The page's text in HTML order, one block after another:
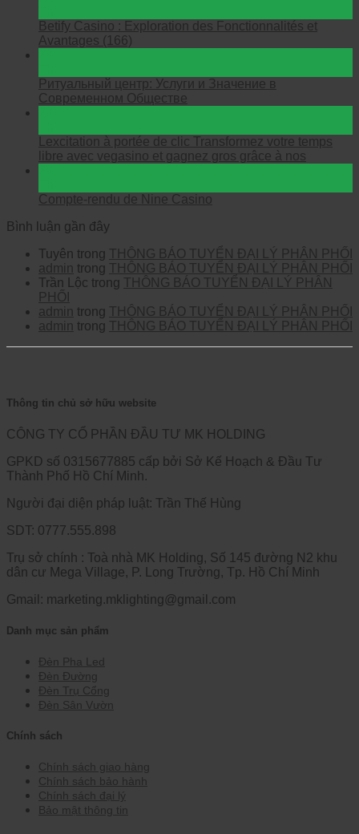
Betify Casino : Exploration des Fonctionnalités et
Avantages (166)
Ритуальный центр: Услуги и Значение в
Современном Обществе
Lexcitation à portée de clic Transformez votre temps
libre avec vegasino et gagnez gros grâce à nos
Compte-rendu de Nine Casino
Bình luận gần đây
Tuyên trong THÔNG BÁO TUYỂN ĐẠI LÝ PHÂN PHỐI
admin trong THÔNG BÁO TUYỂN ĐẠI LÝ PHÂN PHỐI
Trần Lộc trong THÔNG BÁO TUYỂN ĐẠI LÝ PHÂN
PHỐI
admin trong THÔNG BÁO TUYỂN ĐẠI LÝ PHÂN PHỐI
admin trong THÔNG BÁO TUYỂN ĐẠI LÝ PHÂN PHỐI
Thông tin chủ sở hữu website
CÔNG TY CỔ PHẦN ĐẦU TƯ MK HOLDING
GPKD số 0315677885 cấp bởi Sở Kế Hoạch & Đầu Tư
Thành Phố Hồ Chí Minh.
Người đại diện pháp luật: Trần Thế Hùng
SDT: 0777.555.898
Trụ sở chính : Toà nhà MK Holding, Số 145 đường N2 khu
dân cư Mega Village, P. Long Trường, Tp. Hồ Chí Minh
Gmail: marketing.mklighting@gmail.com
Danh mục sản phẩm
Đèn Pha Led
Đèn Đường
Đèn Trụ Cổng
Đèn Sân Vườn
Chính sách
Chính sách giao hàng
Chính sách bảo hành
Chính sách đại lý
Bảo mật thông tin